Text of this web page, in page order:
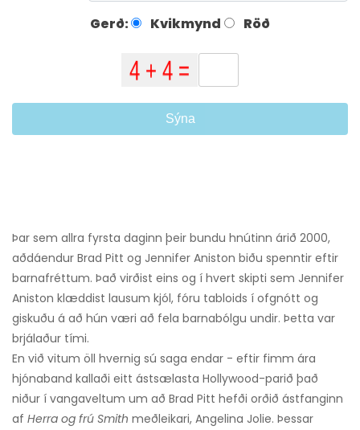
Gerð: Kvikmynd Röð
Sýna
Þar sem allra fyrsta daginn þeir bundu hnútinn árið 2000,
aðdáendur Brad Pitt og Jennifer Aniston biðu spenntir eftir
barnafréttum. Það virðist eins og í hvert skipti sem Jennifer
Aniston klæddist lausum kjól, fóru tabloids í ofgnótt og
giskuðu á að hún væri að fela barnabólgu undir. Þetta var
brjálaður tími.
En við vitum öll hvernig sú saga endar - eftir fimm ára
hjónaband kallaði eitt ástsælasta Hollywood-parið það
niður í vangaveltum um að Brad Pitt hefði orðið ástfanginn
af Herra og frú Smith meðleikari, Angelina Jolie. Þessar